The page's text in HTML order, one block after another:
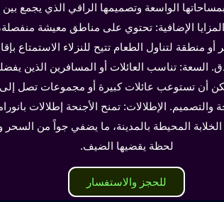
الواسعة وتصميمها الراقي الذي يجمع
المزايا الإضافية: تحتوي على مناطق معيشة
منطقة لتناول الطعام تتيح للنزلاء الاستمتاع
السعة: تناسب العائلات أو المسافرين الذين
الإطلالات: تمنح الأجنحة إطلالات
الخلابة المحيطة بالمدينة، ما يضفي جواً من
لحظة يقضيها الضيف.
للحجز والاستفسار